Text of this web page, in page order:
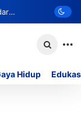
Hidup